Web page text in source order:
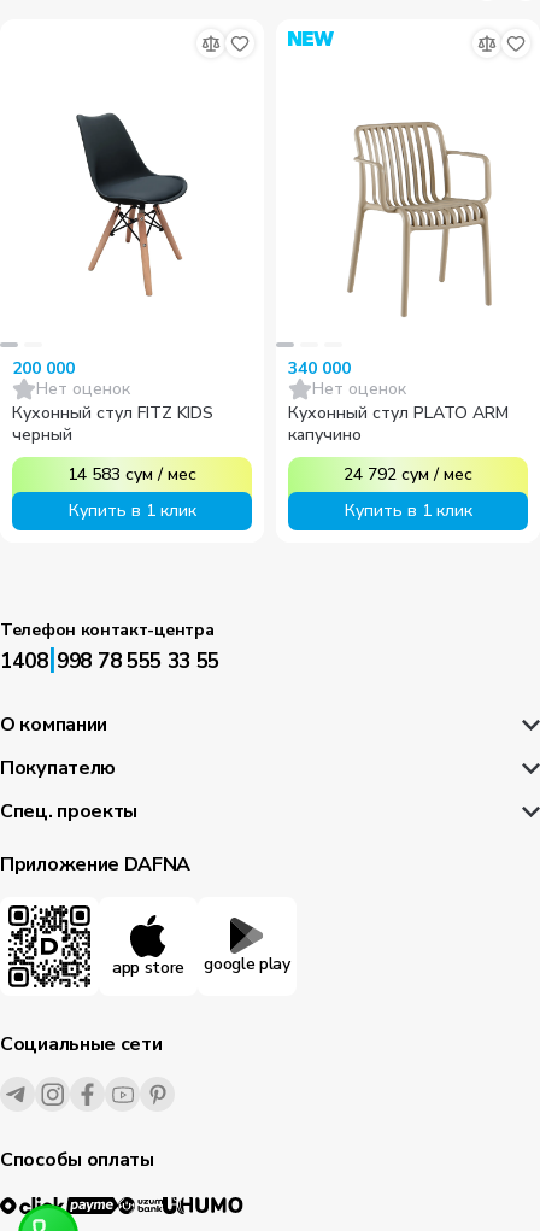
200 000
Нет оценок
Кухонный стул FITZ KIDS
черный
14 583 сум /мес
Купить в 1 клик
340 000
Нет оценок
Кухонный стул PLATO ARM
капучино
24 792 сум /мес
Купить в 1 клик
Телефон контакт-центра
1408|998 78 555 33 55
О компании
Покупателю
Спец. проекты
Приложение DAFNA
app store google play
Социальные сети
Способы оплаты